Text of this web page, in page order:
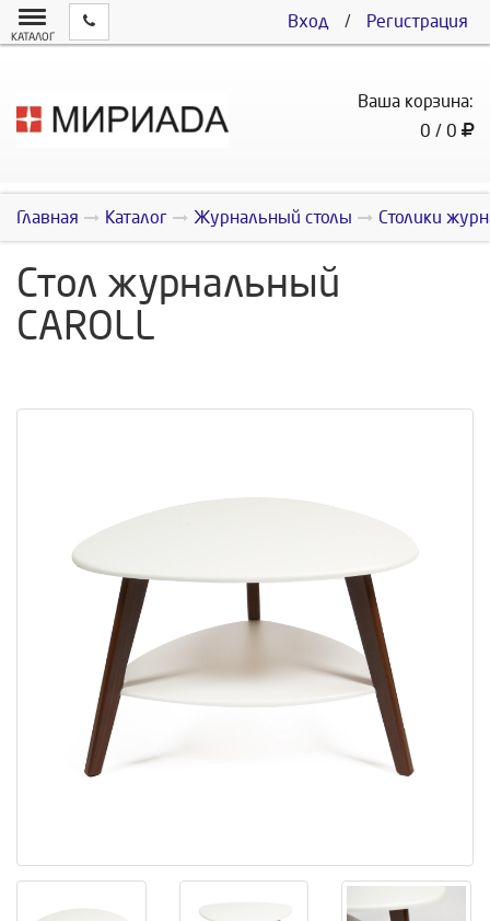
Вход / Регистрация
КАТАЛОГ
Ваша корзина:
0 / 0
Главная Каталог Журнальный столы Столики
Стол журнальный
CAROLL